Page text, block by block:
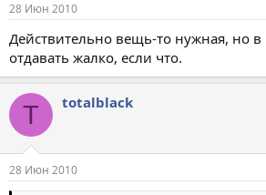
28 Июн 2010
Действительно вещь-то нужная, но
отдавать жалко, если что.
T totalblack
28 Июн 2010